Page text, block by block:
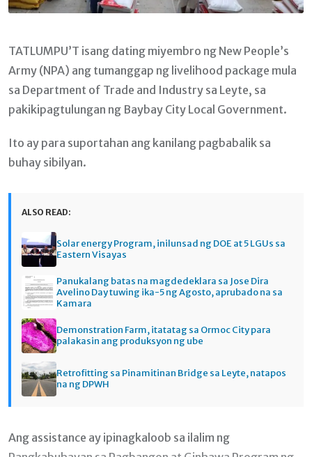
TATLUMPU’T isang dating miyembro ng New People’s
Army (NPA) ang tumanggap ng livelihood package mula
sa Department of Trade and Industry sa Leyte, sa
pakikipagtulungan ng Baybay City Local Government.
Ito ay para suportahan ang kanilang pagbabalik sa
buhay sibilyan.
ALSO READ:
Solar energy Program, inilunsad ng DOE at 5 LGUs sa
Eastern Visayas
Panukalang batas na magdedeklara sa Jose Dira
Avelino Day tuwing ika-5 ng Agosto, aprubado na sa
Kamara
Demonstration Farm, itatatag sa Ormoc City para
palakasin ang produksyon ng ube
Retrofitting sa Pinamitinan Bridge sa Leyte, natapos
na ng DPWH
Ang assistance ay ipinagkaloob sa ilalim ng